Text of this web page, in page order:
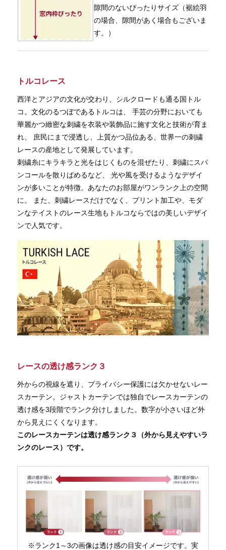
隙間のないぴったりサイズ（裾絵羽
の場合、隙間があく場合もございま
す。）
トルコレース
西洋とアジアの文化が交わり、シルクロードも通る国トル
コ。文化のるつぼであるトルコは、 手芸の分野においても
華麗かつ緻密な刺繍を衣装や装飾品に施す文化と技術が育ま
れ、 庶民にまで浸透し、上質かつ品位ある、世界一の刺繍
レースの産地として発展しています。
刺繍糸にキラキラと光をはじくものを混ぜたり、刺繍にスパ
ンコールを散りばめるなど、 光や風を受けるようなデザイ
ンが多いことが特徴。あなたのお部屋がワンランク上の空間
に。 また、刺繍レースだけでなく、プリント加工や、モダ
ンなテイストのレース生地もトルコならではの美しいデザイ
ンで人気です。
レースの透け感ランク３
外からの視線を遮り、プライバシー保護には欠かせないレー
スカーテン。ジャストカーテンでは独自でレースカーテンの
透け感を3段階でランク分けしました。数字が小さいほど外
から見えにくくなります。
このレースカーテンは透け感ランク３（外から見えやすいラ
ンクのレース）です。
※ランク1～3の画像は透け感の目安イメージです。実